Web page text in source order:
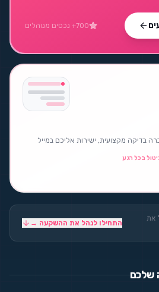
700+ נכסים מנוהלים
בדיקה מקצועית, ישירות אליכם במייל
בכל רגע
את
התחילו לנהל את ההשקעה →
שלכם